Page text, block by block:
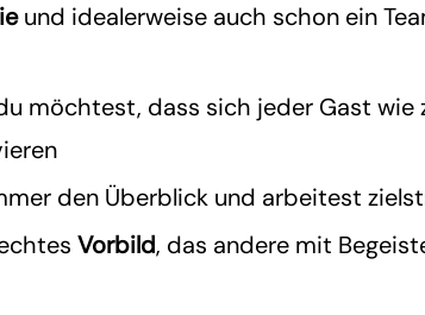
und idealerweise auch schon ein
möchtest, dass sich jeder Gast wie
den Überblick und arbeitest
Vorbild, das andere mit